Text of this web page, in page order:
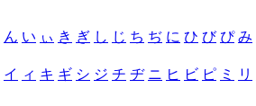
ん い ぃ き ぎ し じ ち ぢ に ひ び ぴ み
イ ィ キ ギ シ ジ チ ヂ ニ ヒ ビ ピ ミ リ